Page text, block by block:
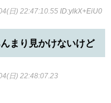
日) 22:47:10.55 ID:ylkX+EiU0
まり見かけないけど
日) 22:48:07.23